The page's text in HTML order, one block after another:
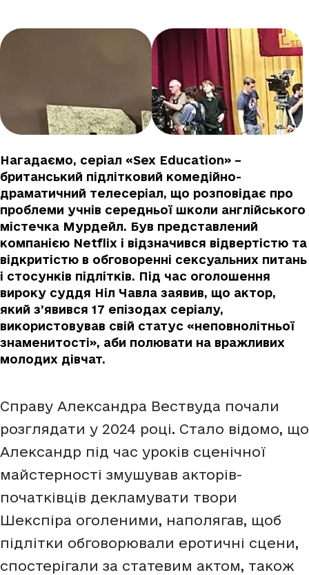
Нагадаємо, серіал «Sex Education» –
британський підлітковий комедійно-
драматичний телесеріал, що розповідає про
проблеми учнів середньої школи англійського
містечка Мурдейл. Був представлений
компанією Netflix і відзначився відвертістю та
відкритістю в обговоренні сексуальних питань
і стосунків підлітків. Під час оголошення
вироку суддя Ніл Чавла заявив, що актор,
який з’явився 17 епізодах серіалу,
використовував свій статус «неповнолітньої
знаменитості», аби полювати на вражливих
молодих дівчат.
Справу Александра Вествуда почали
розглядати у 2024 році. Стало відомо, що
Александр під час уроків сценічної
майстерності змушував акторів-
початківців декламувати твори
Шекспіра оголеними, наполягав, щоб
підлітки обговорювали еротичні сцени,
спостерігали за статевим актом, також